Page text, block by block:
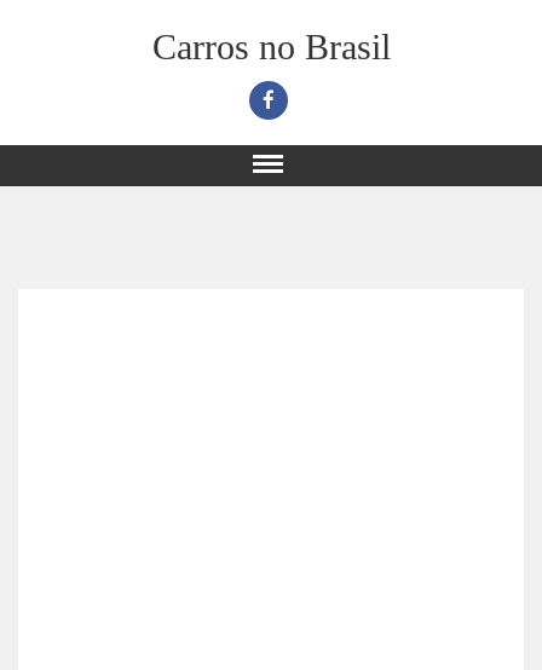
Carros no Brasil